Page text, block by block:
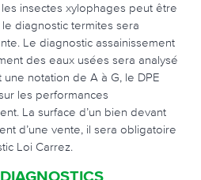
insectes xylophages peut être
diagnostic termites sera
Le diagnostic assainissement
des eaux usées sera analysé
notation de A à G, le DPE
les performances
La surface d’un bien devant
d’une vente, il sera obligatoire
Loi Carrez.